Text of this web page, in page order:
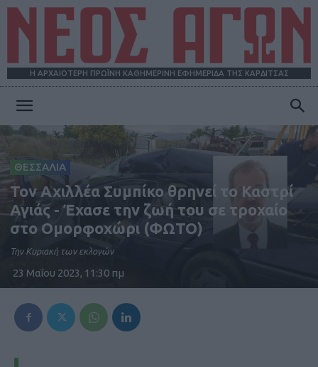
Η ΑΡΧΑΙΟΤΕΡΗ ΠΡΩΪΝΗ ΚΑΘΗΜΕΡΙΝΗ ΕΦΗΜΕΡΙΔΑ ΤΗΣ ΚΑΡΔΙΤΣΑΣ
ΘΕΣΣΑΛΙΑ
Τον Αχιλλέα Συμπίκο θρηνεί το Καστρί
Αγιάς - Έχασε την ζωή του σε τροχαίο
στο Ομορφοχώρι (ΦΩΤΟ)
Την Κυριακή των εκλογών
23 Μαΐου 2023, 11:30 πμ